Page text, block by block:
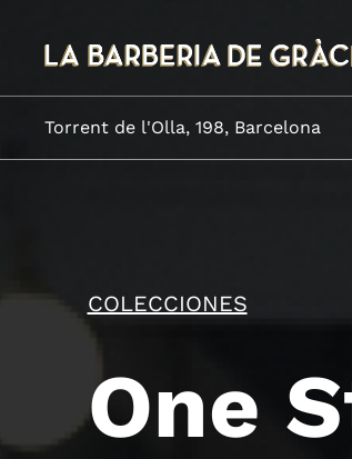
Torrent de l'Olla, 198, Barcelona
COLECCIONES
One